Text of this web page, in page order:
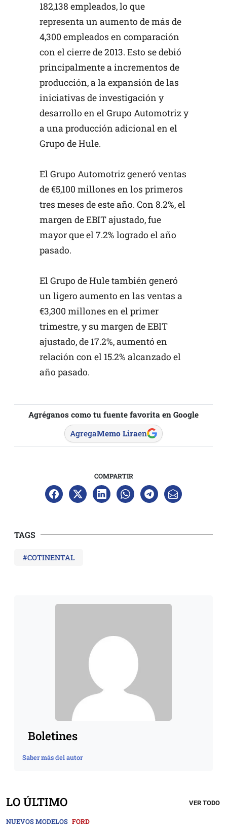
182,138 empleados, lo que
representa un aumento de más de
4,300 empleados en comparación
con el cierre de 2013. Esto se debió
principalmente a incrementos de
producción, a la expansión de las
iniciativas de investigación y
desarrollo en el Grupo Automotriz y
a una producción adicional en el
Grupo de Hule.
El Grupo Automotriz generó ventas
de €5,100 millones en los primeros
tres meses de este año. Con 8.2%, el
margen de EBIT ajustado, fue
mayor que el 7.2% logrado el año
pasado.
El Grupo de Hule también generó
un ligero aumento en las ventas a
€3,300 millones en el primer
trimestre, y su margen de EBIT
ajustado, de 17.2%, aumentó en
relación con el 15.2% alcanzado el
año pasado.
Agréganos como tu fuente favorita en Google
AgregaMemo Liraen
COMPARTIR
TAGS
#COTINENTAL
Boletines
Saber más del autor
LO ÚLTIMO VER TODO
NUEVOS MODELOS FORD